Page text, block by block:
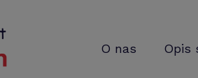
O nas Opis